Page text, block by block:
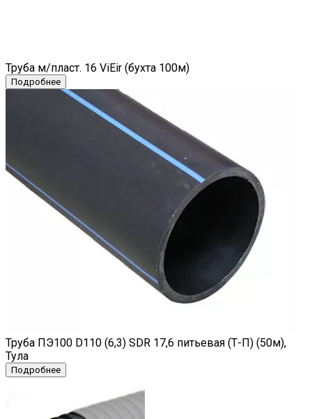
Труба м/пласт. 16 ViEir (бухта 100м)
Труба ПЭ100 D110 (6,3) SDR 17,6 питьевая (Т-П) (50м),
Тула